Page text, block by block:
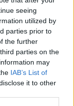
seeing
utilized by
parties prior to
the further
parties on the
may
IAB’s List of
it to other
αλλά
ήθελα να τη
γνώριζα ότι θα
χαιρέτησε τον
Δεν
ότι δεν
αυτήν τη